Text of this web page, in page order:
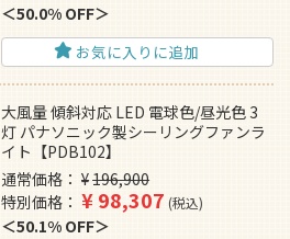
50.0% OFF
お気に入りに追加
大風量 傾斜対応 LED 電球色/昼光色 3
灯 パナソニック製シーリングファンラ
イト【PDB102】
通常価格
¥196,900
特別価格
¥98,307 税込
50.1% OFF